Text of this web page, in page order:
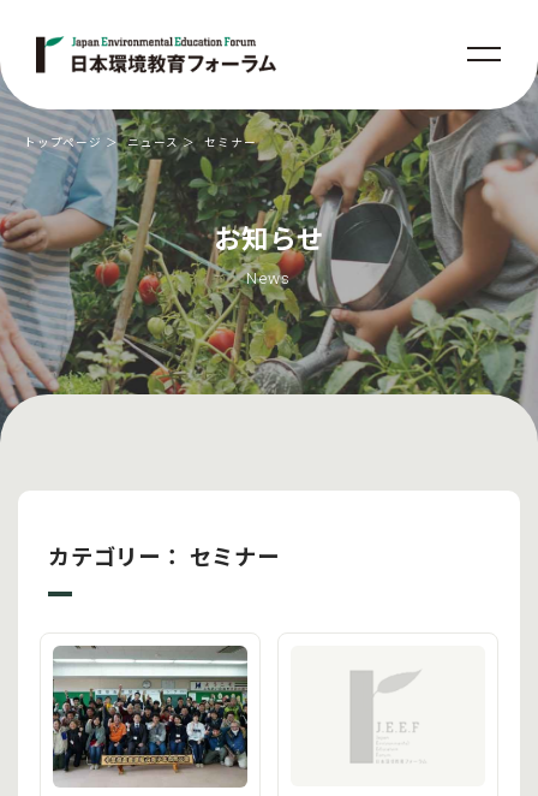
お知らせ
News
トップページ ニュース セミナー
カテゴリー： セミナー